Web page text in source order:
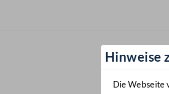
Hinweise
Die Webseite